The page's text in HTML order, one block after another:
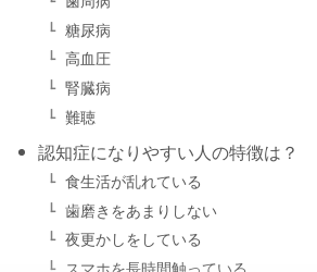
糖尿病
高血圧
腎臓病
難聴
認知症になりやすい人の特徴は？
食生活が乱れている
歯磨きをあまりしない
夜更かしをしている